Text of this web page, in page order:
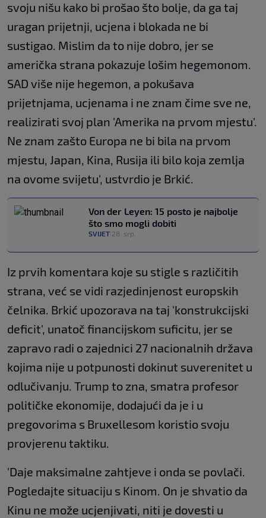
svoju nišu kako bi prošao što bolje, da ga taj
uragan prijetnji, ucjena i blokada ne bi
sustigao. Mislim da to nije dobro, jer se
američka strana pokazuje lošim hegemonom.
SAD više nije hegemon, a pokušava
prijetnjama, ucjenama i ne znam čime sve ne,
realizirati svoj plan 'Amerika na prvom mjestu'.
Ne znam zašto Europa ne bi bila na prvom
mjestu, Japan, Kina, Rusija ili bilo koja zemlja
na ovome svijetu', ustvrdio je Brkić.
Von der Leyen: 15 posto je najbolje
što smo mogli dobiti
SVIJET 28. srp.
Iz prvih komentara koje su stigle s različitih
strana, već se vidi razjedinjenost europskih
čelnika. Brkić upozorava na taj 'konstrukcijski
deficit', unatoč financijskom suficitu, jer se
zapravo radi o zajednici 27 nacionalnih država
kojima nije u potpunosti dokinut suverenitet u
odlučivanju. Trump to zna, smatra profesor
političke ekonomije, dodajući da je i u
pregovorima s Bruxellesom koristio svoju
provjerenu taktiku.
'Daje maksimalne zahtjeve i onda se povlači.
Pogledajte situaciju s Kinom. On je shvatio da
Kinu ne može ucjenjivati, niti je dovesti u